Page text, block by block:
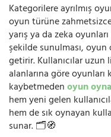
Kategorilere ayrılmış
oyun türüne
yarış ya da zeka
şekilde sunulması,
getirir. Kullanıcılar
alanlarına göre
kaybetmedenoyun oyna
hem yeni gelen
hem de sık oynayan
sunar. 🗂️🧭